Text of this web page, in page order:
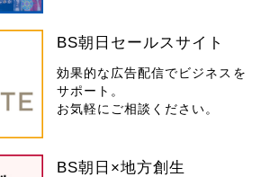
BS朝日セールスサイト
効果的な広告配信でビジネスを
サポート。
お気軽にご相談ください。
BS朝日×地方創生